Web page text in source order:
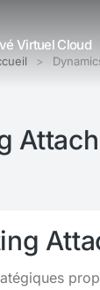
Virtuel Cloud